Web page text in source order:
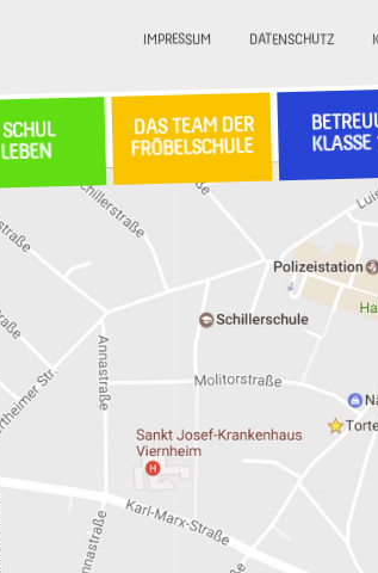
IMPRESSUM DATENSCHUTZ
SCHUL
LEBEN
DAS TEAM DER
FRÖBELSCHULE